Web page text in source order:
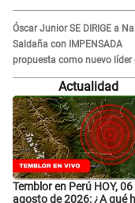
en la orquesta: "Los
Óscar Junior SE DIRIGE a
Saldaña con IMPENSADA
propuesta como nuevo líder
Bella Luz' tras denuncia:
Actualidad
Temblor en Perú HOY, 06
agosto de 2026: ¿A qué